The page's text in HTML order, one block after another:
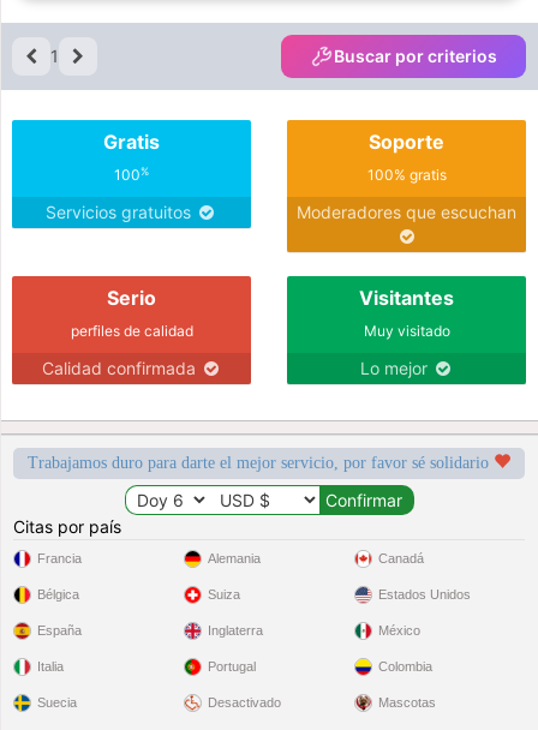
1 Buscar por criterios
Gratis
100%
Servicios gratuitos
Soporte
100% gratis
Moderadores que escuchan
Serio
perfiles de calidad
Calidad confirmada
Visitantes
Muy visitado
Lo mejor
Trabajamos duro para darte el mejor servicio, por favor sé solidario
Citas por país
Francia
Bélgica
España
Italia
Suecia
Alemania
Suiza
Inglaterra
Portugal
Desactivado
Canadá
Estados Unidos
México
Colombia
Mascotas